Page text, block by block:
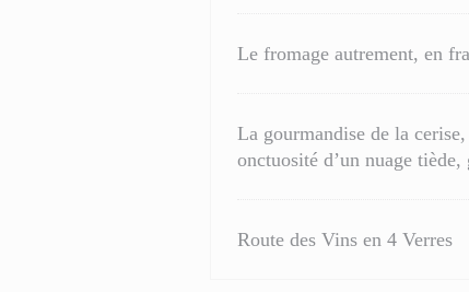
Le fromage autrement, en
La gourmandise de la
onctuosité d’un nuage
Route des Vins en 4 Verres